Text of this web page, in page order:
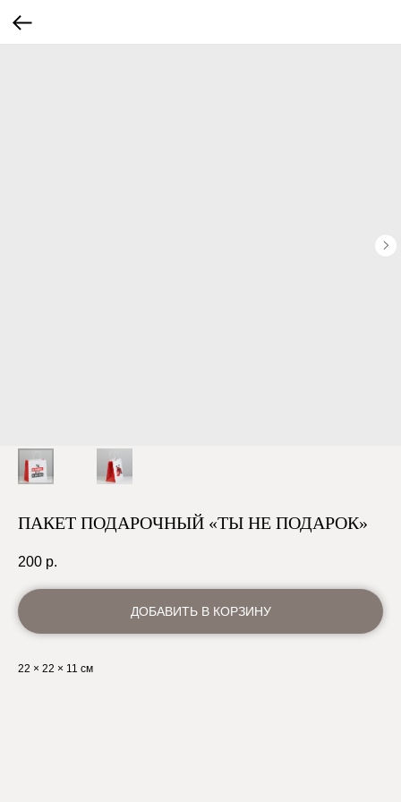
ПАКЕТ ПОДАРОЧНЫЙ «ТЫ НЕ ПОДАРОК»
200 р.
ДОБАВИТЬ В КОРЗИНУ
22 × 22 × 11 см